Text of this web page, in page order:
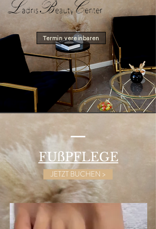
Termin vereinbaren
FUßPFLEGE
JETZT BUCHEN >